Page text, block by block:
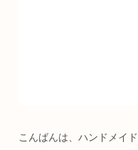
こんばんは、ハンドメイ